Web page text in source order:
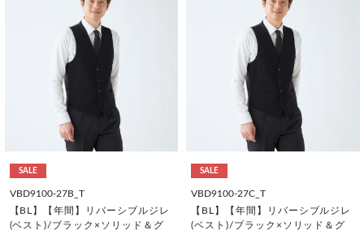
SALE
VBD9100-27B_T
【BL】【年間】リバーシブルジレ
(ベスト)/ブラック×ソリッド＆グ
SALE
VBD9100-27C_T
【BL】【年間】リバーシブルジレ
(ベスト)/ブラック×ソリッド＆グ